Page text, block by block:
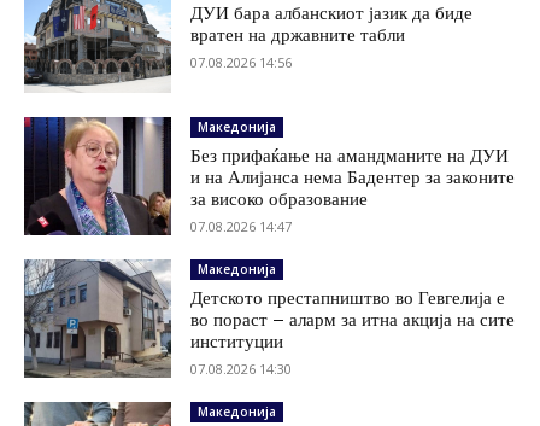
ДУИ бара албанскиот јазик да биде
вратен на државните табли
07.08.2026 14:56
Македонија
Без прифаќање на амандманите на ДУИ
и на Алијанса нема Бадентер за законите
за високо образование
07.08.2026 14:47
Македонија
Детското престапништво во Гевгелија е
во пораст – аларм за итна акција на сите
институции
07.08.2026 14:30
Македонија